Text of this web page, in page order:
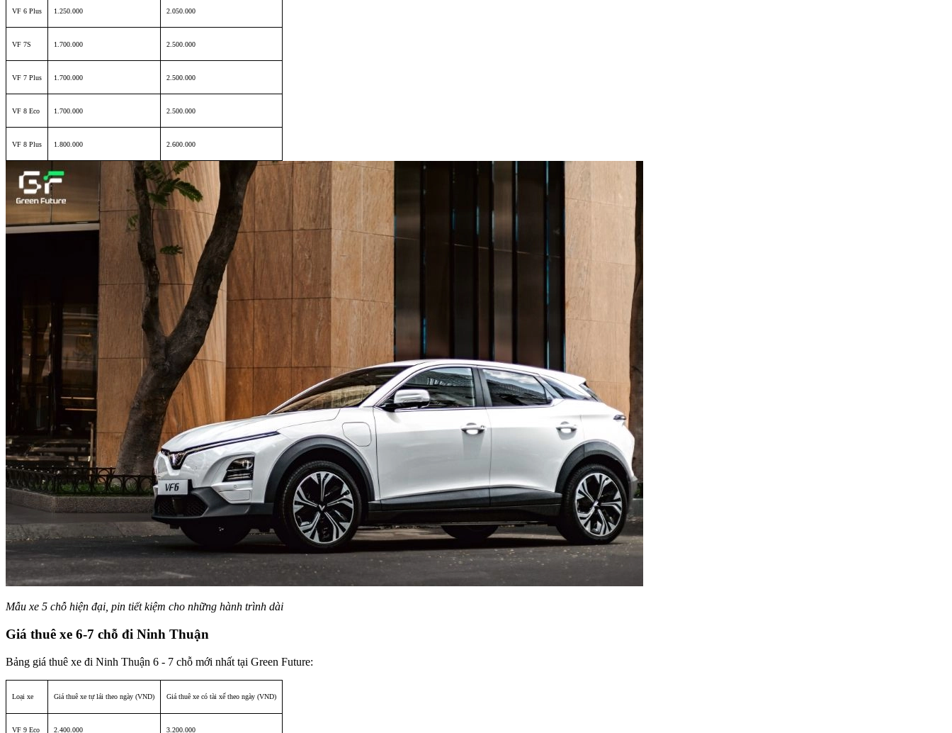
VF 6 Plus 1.250.000 2.050.000
VF 7S 1.700.000 2.500.000
VF 7 Plus 1.700.000 2.500.000
VF 8 Eco 1.700.000 2.500.000
VF 8 Plus 1.800.000 2.600.000
Mẫu xe 5 chỗ hiện đại, pin tiết kiệm cho những hành trình dài
Giá thuê xe 6-7 chỗ đi Ninh Thuận
Bảng giá thuê xe đi Ninh Thuận 6 - 7 chỗ mới nhất tại Green Future:
Loại xe Giá thuê xe tự lái theo ngày (VND) Giá thuê xe có tài xế theo ngày (VND)
VF 9 Eco 2.400.000 3.200.000